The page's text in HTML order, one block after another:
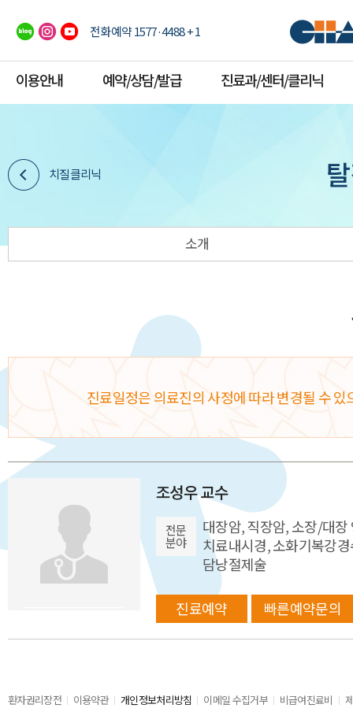
전화예약 1577·4488 + 1
이용안내 예약/상담/발급 진료과/센터/클리닉
치질클리닉
소개
진료일정은 의료진의 사정에 따라 변경될 수
조성우 교수
전문
분야
대장암, 직장암, 소장/대
치료내시경, 소화기복강
담낭절제술
진료예약 빠른예약문의
환자권리장전 이용약관 개인정보처리방침 이메일 수집거부 비급여진료비